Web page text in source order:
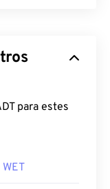
para estes